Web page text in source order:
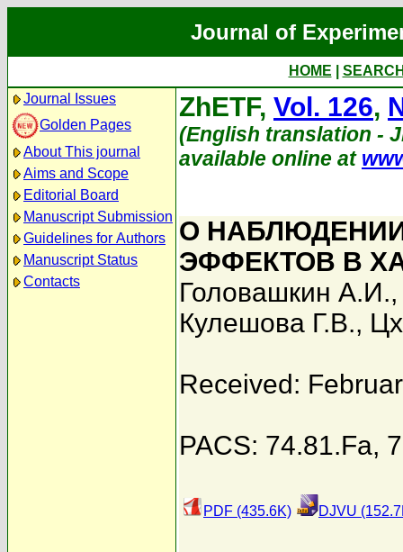
Journal of
HOME
Journal Issues
Golden Pages
About This journal
Aims and Scope
Editorial Board
Manuscript Submission
Guidelines for Authors
Manuscript Status
Contacts
ZhETF, Vol. 126,
(English translation -
available online at
О
ЭФФЕКТОВ В
Головашкин А.И.
Кулешова Г.В.,
Received:
PACS: 74.81.Fa,
PDF (435.6K) DJVU